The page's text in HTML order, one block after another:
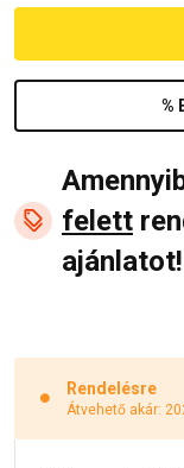
%
felett
ajánlatot!
Rendelésre
Átvehető akár: